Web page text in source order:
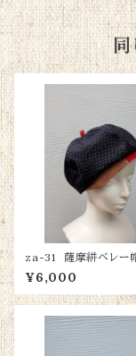
za-31 薩摩絣ベレー
0％
¥6,000